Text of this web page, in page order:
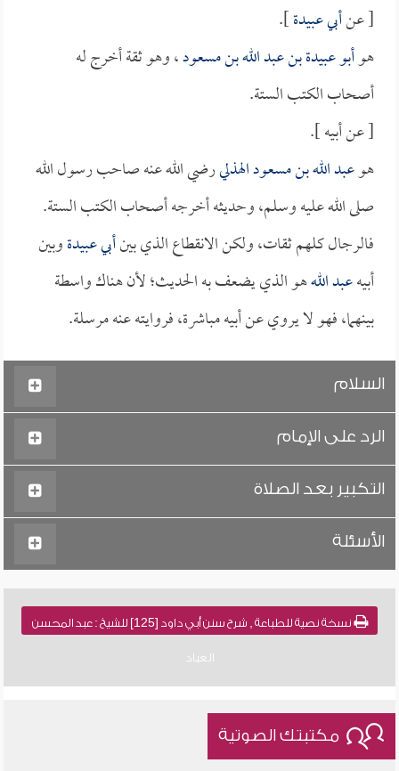
[ عنأبي عبيدة].
هوأبو عبيدة بن عبد الله بن مسعود، وهو ثقة أخرج له
أصحاب الكتب الستة.
[ عن أبيه ].
هوعبد الله بن مسعود الهذليرضي الله عنه صاحب رسول الله
صلى الله عليه وسلم، وحديثه أخرجه أصحاب الكتب الستة.
فالرجال كلهم ثقات، ولكن الانقطاع الذي بينأبي عبيدةوبين
أبيهعبد اللههو الذي يضعف به الحديث؛ لأن هناك واسطة
بينهما، فهو لا يروي عن أبيه مباشرة، فروايته عنه مرسلة.
السلام
الرد على الإمام
التكبير بعد الصلاة
الأسئلة
نسخة نصية للطباعة , شرح سنن أبي داود [125] للشيخ : عبد المحسن
العباد
مكتبتك الصوتية